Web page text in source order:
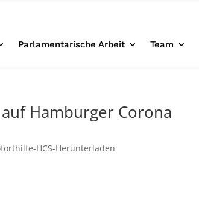
Parlamentarische Arbeit Team
Hamburger Corona
HCS-Herunterladen